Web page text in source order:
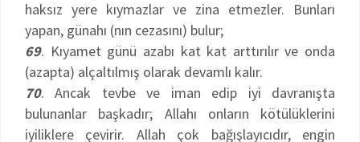
haksız yere kıymazlar ve zina etmezler. Bunları
yapan, günahı (nın cezasını) bulur;
69. Kıyamet günü azabı kat kat arttırılır ve onda
(azapta) alçaltılmış olarak devamlı kalır.
70. Ancak tevbe ve iman edip iyi davranışta
bulunanlar başkadır; Allahı onların kötülüklerini
iyiliklere çevirir. Allah çok bağışlayıcıdır, engin